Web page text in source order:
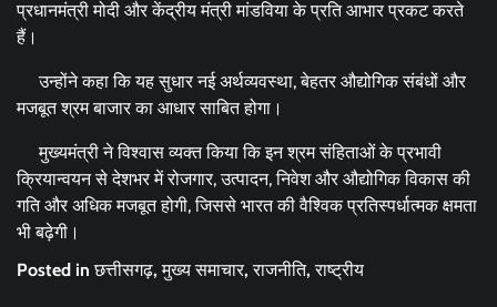
प्रधानमंत्री मोदी और केंद्रीय मंत्री मांडविया के प्रति आभार प्रकट करते
हैं।
उन्होंने कहा कि यह सुधार नई अर्थव्यवस्था, बेहतर औद्योगिक संबंधों और
मजबूत श्रम बाजार का आधार साबित होगा।
मुख्यमंत्री ने विश्वास व्यक्त किया कि इन श्रम संहिताओं के प्रभावी
क्रियान्वयन से देशभर में रोजगार, उत्पादन, निवेश और औद्योगिक विकास की
गति और अधिक मजबूत होगी, जिससे भारत की वैश्विक प्रतिस्पर्धात्मक क्षमता
भी बढ़ेगी।
Posted inछत्तीसगढ़,मुख्य समाचार,राजनीति,राष्ट्रीय